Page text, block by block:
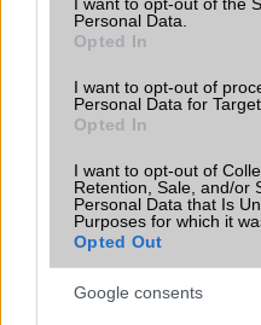
Personal Data.
Opted In
I want to opt-out of
Personal Data for
Opted In
I want to opt-out of
Retention, Sale, and/or
Personal Data that Is
Purposes for which it
Opted Out
Google consents
Nőtt az okosórák piaca
További hírek
LEGOLVASOTTABBAK
Számos népszerű
UI 9 frissítésből – itt a lista